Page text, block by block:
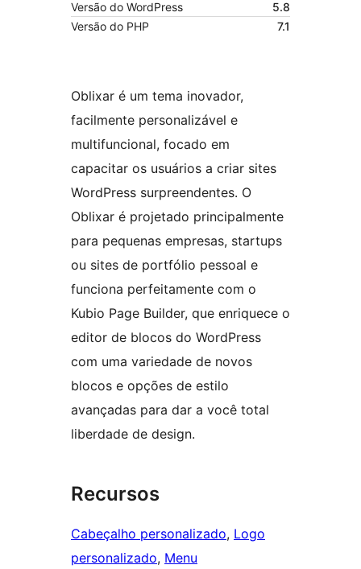
Versão do WordPress
5.8
Versão do PHP
7.1
Oblixar é um tema inovador,
facilmente personalizável e
multifuncional, focado em
capacitar os usuários a criar sites
WordPress surpreendentes. O
Oblixar é projetado principalmente
para pequenas empresas, startups
ou sites de portfólio pessoal e
funciona perfeitamente com o
Kubio Page Builder, que enriquece o
editor de blocos do WordPress
com uma variedade de novos
blocos e opções de estilo
avançadas para dar a você total
liberdade de design.
Recursos
Cabeçalho personalizado, Logo
personalizado, Menu